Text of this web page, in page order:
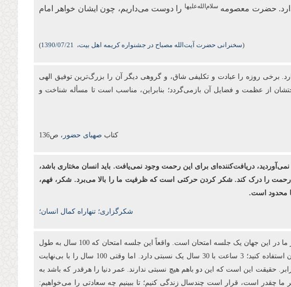
دارد. حضرت معصومه سلام‌الله‌علیها را دوست می‌داریم، چون ایشان خواهر امام
(سخنرانی حضرت آیت‌الله مصباح در جشنواره کریمه اهل بیت، 1390/07/21
)
برخی روزه را عبادت و تكلیفی شاق، و گروهی دیگر آن را بزرگ‌ترین توفیق الهی
از عظمت و فضایل آن بازمی‌گردد؛ بنابراین، مناسب است تا مسأله شناخت و
کتاب صهبای حضور، ص136
دریافت‌کننده‌ای برای این رحمت وجود نمی‌یافت. باید انسان مختاری باشد،
آن رحمت را درک کند. شکر کردن حرکتی است که ظرفیت ما را بالا می‌برد. شکر، فهم،
محدود است.
شکرگزاری؛ تنهاراه کمال انسان؛
انبیا آمدند تا به آدمیان بفهمانند که برای این دنیا آفریده نشده‌اند. اینجا یک جلسه آزمایش است. آری! تمام این 100 سال عمر ما در این جهان یک جلسه امتحان است. واقعاً این جلسه امتحان که 100 سال به طول
می‌انجامد، در مقابل بی‌نهایت آخرت چه نسبتی دارد؟ شما 3 ساعت در جلسه امتحان کنکور می‌نشینید تا 30 سال بعد از آن استفاده کنید؛ 3 ساعت با 30 سال یک نسبتی دارد. اما وقتی 100 سال را با بی‌نهایت
حقیقت این است که این دو باهم هیچ نسبتی ندارند. عمر دنیا را هرقدر که باشد به
ما چقدر است، قرار است چندسال زندگی کنیم؛ تا ببینیم چه سعادتی را می‌خواهیم: